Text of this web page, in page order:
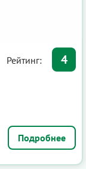
Рейтинг: 4
Подробнее